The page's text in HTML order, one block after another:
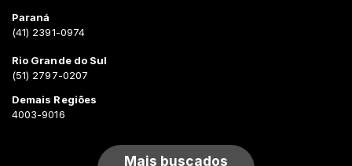
Paraná
(41) 2391-0974
Rio Grande do Sul
(51) 2797-0207
Demais Regiões
4003-9016
Mais buscados